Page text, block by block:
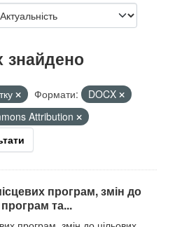
знайдено
Формати:
DOCX
Attribution
програм, змін до
та...